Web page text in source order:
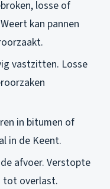
losse of
kan pannen
vastzitten. Losse
in bitumen of
in de Keent.
afvoer. Verstopte
tot overlast.